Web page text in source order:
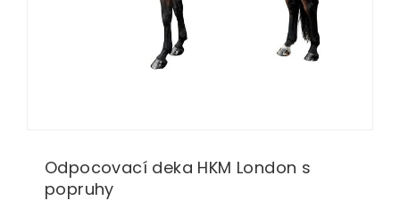
Odpocovací deka HKM London s
popruhy